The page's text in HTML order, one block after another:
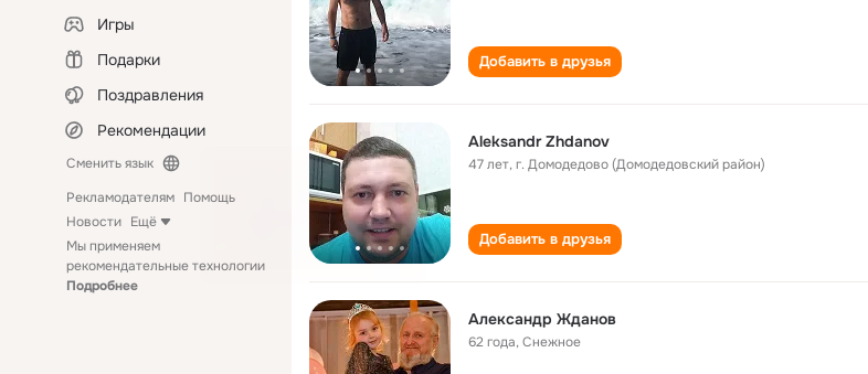
Игры
Подарки
Поздравления
Рекомендации
Сменить язык
Рекламодателям Помощь
Новости Ещё
Мы применяем
рекомендательные технологии
Подробнее
Добавить в друзья
Aleksandr Zhdanov
47 лет,г. Домодедово (Домодедовский район)
Добавить в друзья
Александр Жданов
62 года,Снежное